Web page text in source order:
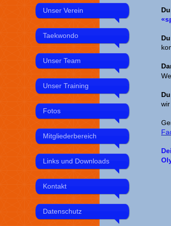
Unser Verein
Taekwondo
Unser Team
Unser Training
Fotos
Mitgliederbereich
Links und Downloads
Kontakt
Datenschutz
Du
Du
Du